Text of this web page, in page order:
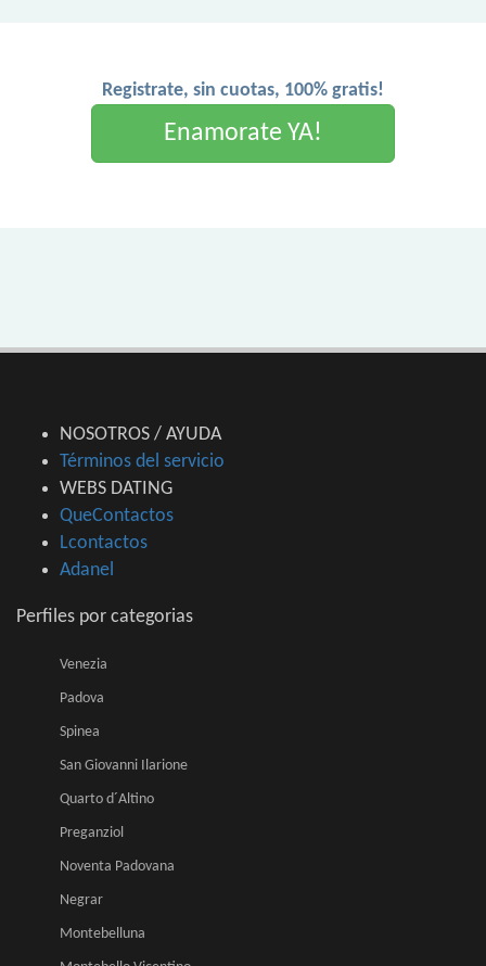
Registrate, sin cuotas, 100% gratis!
Enamorate YA!
NOSOTROS / AYUDA
Términos del servicio
WEBS DATING
QueContactos
Lcontactos
Adanel
Perfiles por categorias
Venezia
Padova
Spinea
San Giovanni Ilarione
Quarto d´Altino
Preganziol
Noventa Padovana
Negrar
Montebelluna